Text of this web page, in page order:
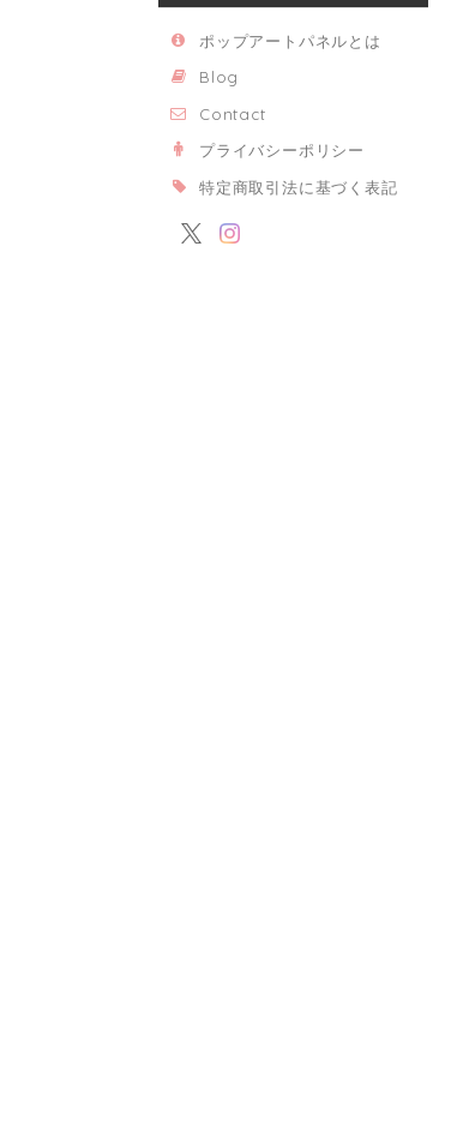
ポップアートパネルとは
Blog
Contact
プライバシーポリシー
特定商取引法に基づく表記